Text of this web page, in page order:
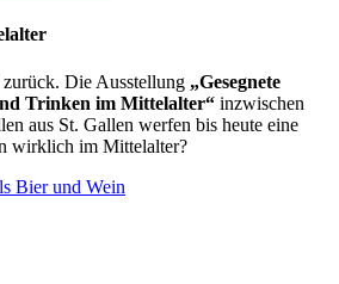
Die Ausstellung „Gesegnete
Trinken im Mittelalter“ inzwischen
aus St. Gallen werfen bis heute eine
wirklich im Mittelalter?
Bier und Wein